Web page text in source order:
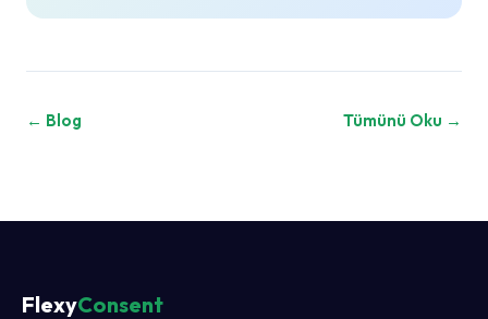
← Blog Tümünü Oku →
FlexyConsent